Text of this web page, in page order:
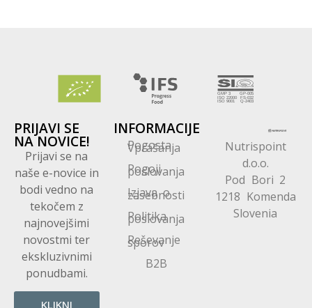
PRIJAVI SE
NA NOVICE!
Prijavi se na
naše e-novice in
bodi vedno na
tekočem z
najnovejšimi
novostmi ter
ekskluzivnimi
ponudbami.
KLIKNI
INFORMACIJE
Pogosta
Vprašanja
Pogoji
poslovanja
Izjava o
zasebnosti
Politika
poslovanja
Reševanje
sporov
B2B
Nutrispoint
d.o.o.
Pod Bori 2
1218 Komenda
Slovenia